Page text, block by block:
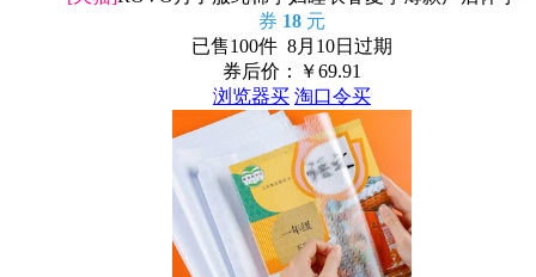
券 18 元
已售100件 8月10日过期
券后价：￥69.91
浏览器买 淘口令买